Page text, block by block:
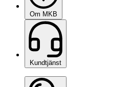
Om MKB
Kundtjänst